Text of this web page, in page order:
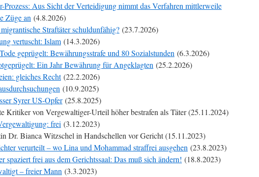
Prozess: Aus Sicht der Verteidigung nimmt das Verfahren mittlerweile
Züge an (4.8.2026)
Straftäter schuldunfähig? (23.7.2026)
vertuscht: Islam (14.3.2026)
geprügelt: Bewährungsstrafe und 80 Sozialstunden (6.3.2026)
Ein Jahr Bewährung für Angeklagten (25.2.2026)
gleiches Recht(22.2.2026)
(10.9.2025)
Syrer US-Opfer(25.8.2025)
Kritiker von Vergewaltiger-Urteil höher bestrafen als Täter (25.11.2024)
frei (3.12.2023)
Dr. Bianca Witzschel in Handschellen vor Gericht (15.11.2023)
verurteilt – wo Lina und Mohammad straffrei ausgehen (23.8.2023)
spaziert frei aus dem Gerichtssaal: Das muß sich ändern! (18.8.2023)
– freier Mann (3.3.2023)